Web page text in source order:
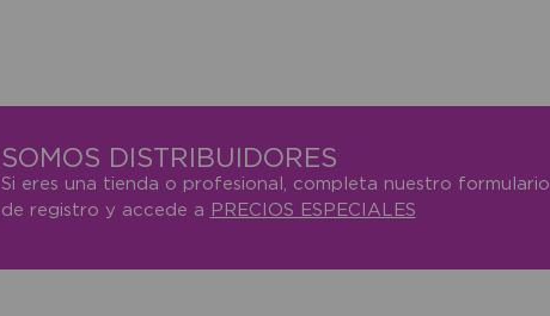
SOMOS DISTRIBUIDORES
Si eres una tienda o profesional, completa nuestro formulario
de registro y accede a PRECIOS ESPECIALES